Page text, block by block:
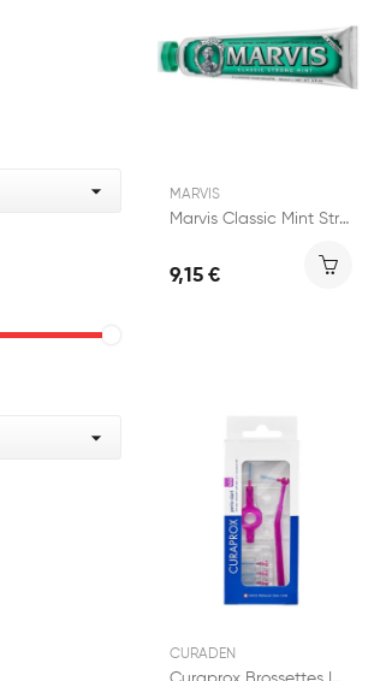


MARVIS
Marvis Classic Mint Strong Dentifrice 85ml
9,15 €
CURADEN